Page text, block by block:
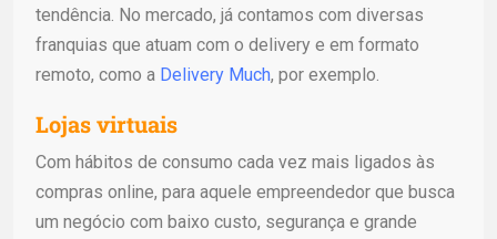
tendência. No mercado, já contamos com diversas
franquias que atuam com o delivery e em formato
remoto, como a Delivery Much, por exemplo.
Lojas virtuais
Com hábitos de consumo cada vez mais ligados às
compras online, para aquele empreendedor que busca
um negócio com baixo custo, segurança e grande